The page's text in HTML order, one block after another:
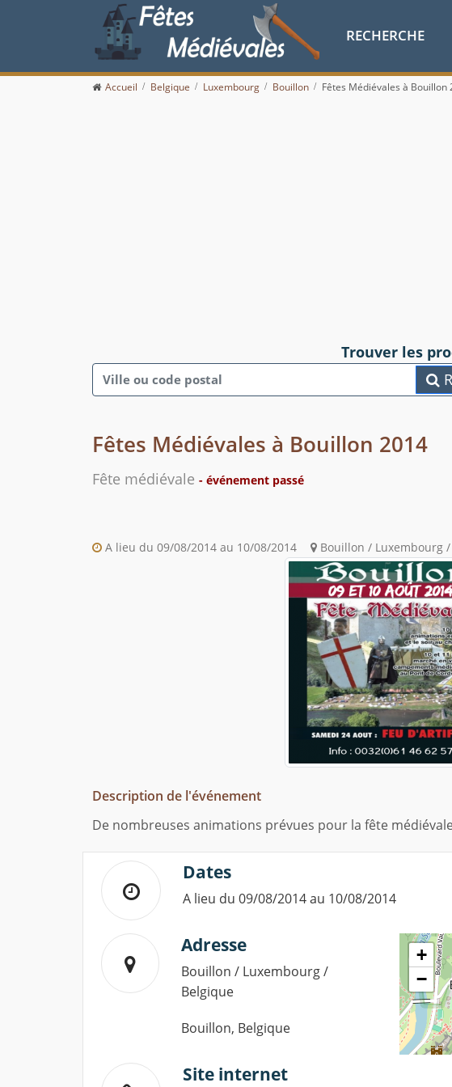
RECHERCHE
Accueil Belgique Luxembourg Bouillon Fêtes Médiévales à Bouillon
Trouver les
Fêtes Médiévales à Bouillon 2014
Fête médiévale - événement passé
A lieu du 09/08/2014 au 10/08/2014 Bouillon / Luxembourg
Description de l'événement
De nombreuses animations prévues pour la fête
Dates
A lieu du 09/08/2014 au 10/08/2014
Adresse
Bouillon / Luxembourg /
Belgique
Bouillon, Belgique
+
−
Site internet